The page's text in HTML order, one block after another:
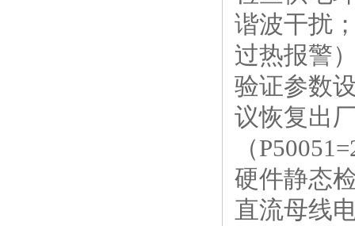
谐波干扰
过热报警
验证参数
议恢复出
（
硬件静态
直流母线